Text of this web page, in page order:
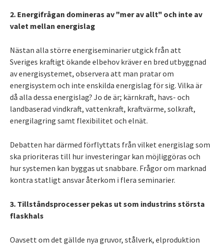
2. Energifrågan domineras av "mer av allt" och inte av
valet mellan energislag
Nästan alla större energiseminarier utgick från att
Sveriges kraftigt ökande elbehov kräver en bred utbyggnad
av energisystemet, observera att man pratar om
energisystem och inte enskilda energislag för sig. Vilka är
då alla dessa energislag? Jo de är; kärnkraft, havs- och
landbaserad vindkraft, vattenkraft, kraftvärme, solkraft,
energilagring samt flexibilitet och elnät.
Debatten har därmed förflyttats från vilket energislag som
ska prioriteras till hur investeringar kan möjliggöras och
hur systemen kan byggas ut snabbare. Frågor om marknad
kontra statligt ansvar återkom i flera seminarier.
3. Tillståndsprocesser pekas ut som industrins största
flaskhals
Oavsett om det gällde nya gruvor, stålverk, elproduktion